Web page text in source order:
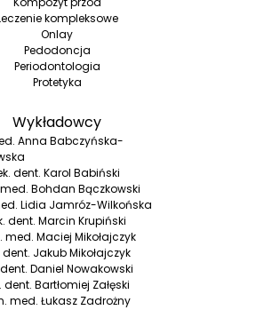
kompleksowe
Onlay
Pedodoncja
Periodontologia
Protetyka
Wykładowcy
Anna Babczyńska-
dent. Karol Babiński
Bohdan Bączkowski
Lidia Jamróz-Wilkońska
dent. Marcin Krupiński
med. Maciej Mikołajczyk
dent. Jakub Mikołajczyk
Daniel Nowakowski
dent. Bartłomiej Załęski
med. Łukasz Zadrożny